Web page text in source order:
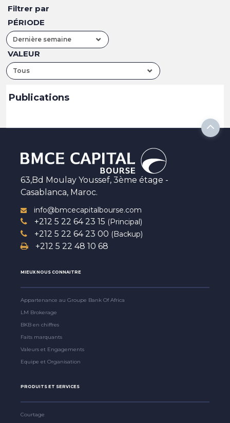
Filtrer par
PÉRIODE
Dernière semaine
VALEUR
Tous
Publications
63,Bd Moulay Youssef, 3ème étage -
Casablanca, Maroc.
info@bmcecapitalbourse.com
+212 5 22 64 23 15 (Principal)
+212 5 22 64 23 00 (Backup)
+212 5 22 48 10 68
MIEUX NOUS CONNAITRE
Appartenance au Groupe Bank Of Africa
LM Brokerage
BKB en chiffres
Faits marquants
Valeurs et Engagements
Equipe et Organisation
PRODUITS ET SERVICES
Courtage